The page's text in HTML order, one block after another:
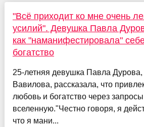
"Всё приходит ко мне очень
усилий". Девушка Павла
как "наманифестировала"
богатство
25-летняя девушка Павла
Вавилова, рассказала, что
любовь и богатство через
вселенную."Честно говоря, я
что я мани...